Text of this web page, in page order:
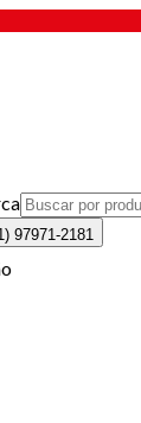
97971-2181